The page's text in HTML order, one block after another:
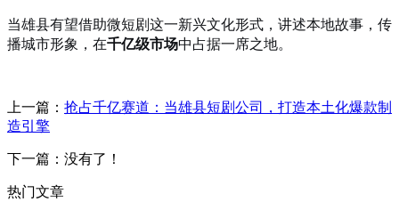
当雄县有望借助微短剧这一新兴文化形式，讲述本地故事，传
播城市形象，在千亿级市场中占据一席之地。
上一篇： 抢占千亿赛道：当雄县短剧公司，打造本土化爆款制
造引擎
下一篇：没有了！
热门文章